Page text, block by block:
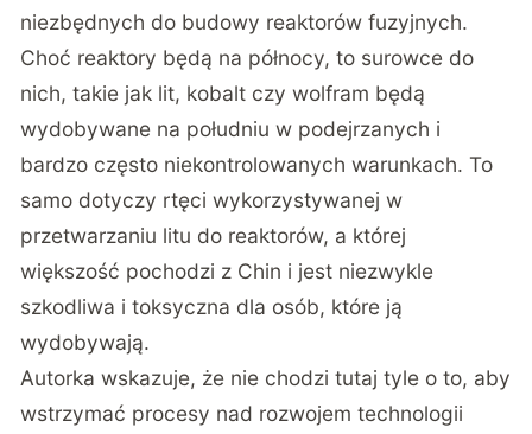
niezbędnych do budowy reaktorów fuzyjnych.
Choć reaktory będą na północy, to surowce do
nich, takie jak lit, kobalt czy wolfram będą
wydobywane na południu w podejrzanych i
bardzo często niekontrolowanych warunkach. To
samo dotyczy rtęci wykorzystywanej w
przetwarzaniu litu do reaktorów, a której
większość pochodzi z Chin i jest niezwykle
szkodliwa i toksyczna dla osób, które ją
wydobywają.
Autorka wskazuje, że nie chodzi tutaj tyle o to, aby
wstrzymać procesy nad rozwojem technologii